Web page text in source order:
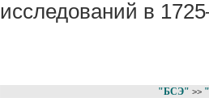
исследований в
"БСЭ" >>